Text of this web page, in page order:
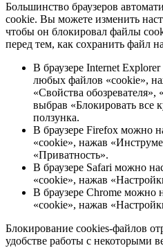
Большинство браузеров
cookie. Вы можете изменить
чтобы он блокировал файлы
перед тем, как сохранить файл
В браузере Internet
любых файлов «cookie»,
«Свойства
выбрав «Блокировать
ползунка.
В браузере Firefox можно
«cookie», нажав
«Приватность».
В браузере Safari можно
«cookie», нажав
В браузере Chrome можно
«cookie», нажав
Блокирование cookies-файлов
удобстве работы с некоторыми